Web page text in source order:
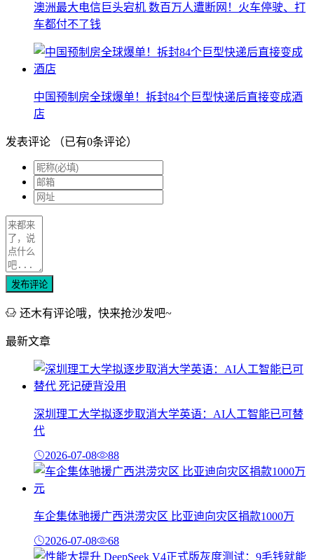
澳洲最大电信巨头宕机 数百万人遭断网！火车停驶、打
车都付不了钱
中国预制房全球爆单！拆封84个巨型快递后直接变成酒
店
发表评论 （已有0条评论）
发布评论
还木有评论哦，快来抢沙发吧~
最新文章
深圳理工大学拟逐步取消大学英语：AI人工智能已可替
代
2026-07-08 88
车企集体驰援广西洪涝灾区 比亚迪向灾区捐款1000万
2026-07-08 68